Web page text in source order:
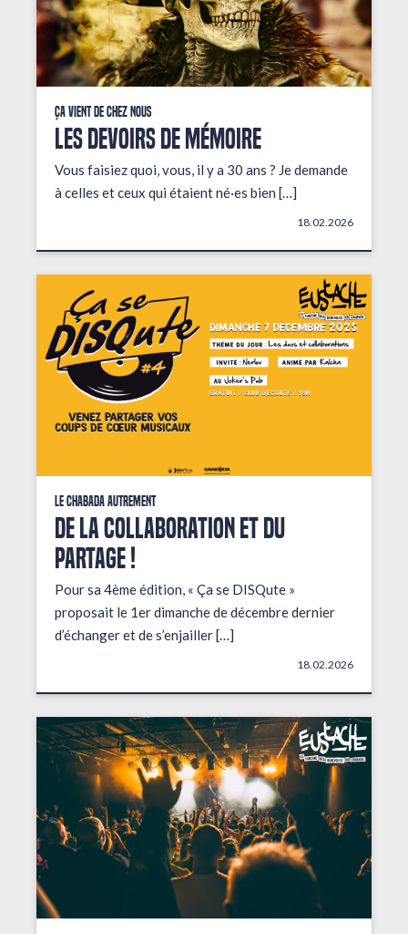
Ça vient de chez nous
LES DEVOIRS DE MÉMOIRE
Vous faisiez quoi, vous, il y a 30 ans ? Je demande
à celles et ceux qui étaient né·es bien […]
18.02.2026
Le Chabada autrement
De la collaboration et du
partage !
Pour sa 4ème édition, « Ça se DISQute »
proposait le 1er dimanche de décembre dernier
d’échanger et de s’enjailler […]
18.02.2026